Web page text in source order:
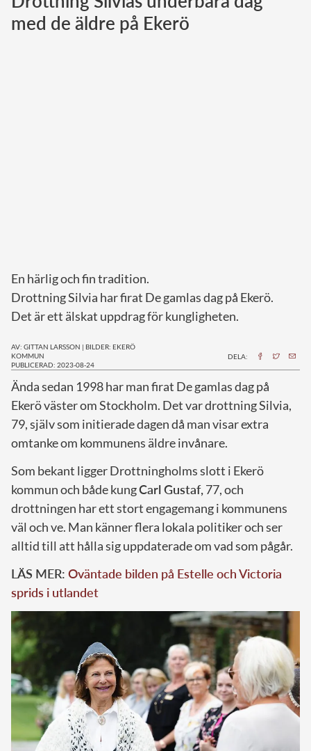
Norska kungahuset
med de äldre på Ekerö
En härlig och fin tradition.
Drottning Silvia har firat De gamlas dag på Ekerö.
Det är ett älskat uppdrag för kungligheten.
AV: GITTAN LARSSON | BILDER: EKERÖ
KOMMUN
PUBLICERAD: 2023-08-24
DELA:
Ända sedan 1998 har man firat De gamlas dag på
Ekerö väster om Stockholm. Det var drottning Silvia,
79, själv som initierade dagen då man visar extra
omtanke om kommunens äldre invånare.
Som bekant ligger Drottningholms slott i Ekerö
kommun och både kungCarl Gustaf, 77, och
drottningen har ett stort engagemang i kommunens
väl och ve. Man känner flera lokala politiker och ser
alltid till att hålla sig uppdaterade om vad som pågår.
LÄS MER: Oväntade bilden på Estelle och Victoria
sprids i utlandet